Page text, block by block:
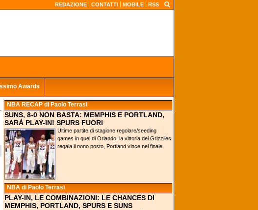
REDAZIONE CONTATTI MOBILE RSS
Awards
NBA RECAP di Paolo Terrasi
SUNS, 8-0 NON BASTA: MEMPHIS E PORTLAND,
SARÀ PLAY-IN! SPURS FUORI
Ultime partite di stagione regolare/seeding
games in quel di Orlando: la vittoria dei Grizzlies
regala il nono posto, Portland vince nel finale
NBA di Paolo Terrasi
PLAY-IN, LE COMBINAZIONI: LE CHANCES DI
MEMPHIS, PORTLAND, SPURS E SUNS